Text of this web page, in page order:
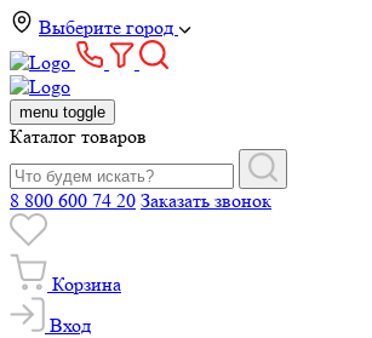
Выберите город
menu toggle
Каталог товаров
8 800 600 74 20 Заказать звонок
Корзина
Вход